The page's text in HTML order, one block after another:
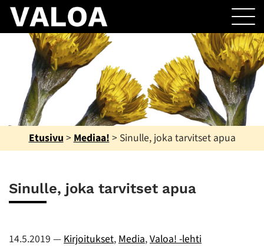
Etusivu > Mediaa! > Sinulle, joka tarvitset apua
Sinulle, joka tarvitset apua
14.5.2019 — Kirjoitukset, Media,Valoa! -lehti